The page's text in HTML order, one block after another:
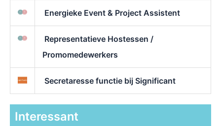
Energieke Event & Project Assistent
Representatieve Hostessen /
Promomedewerkers
Secretaresse functie bij Significant
Interessant